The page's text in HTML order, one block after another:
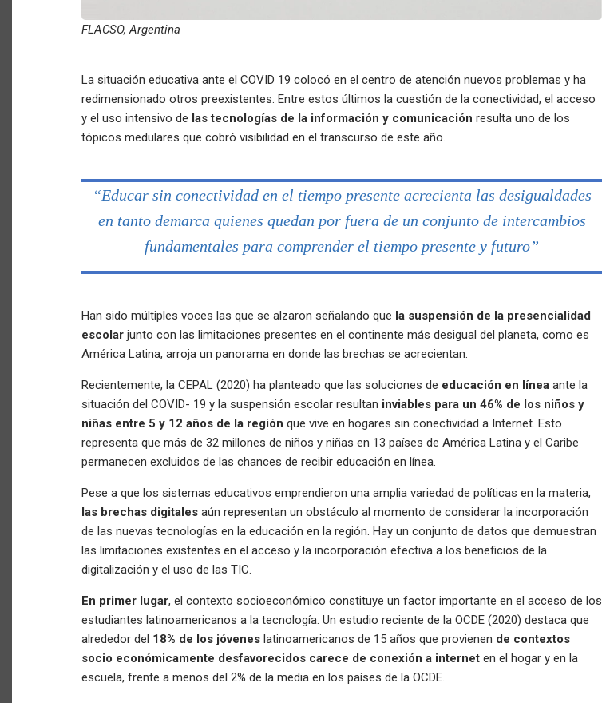
FLACSO, Argentina
La situación educativa ante el COVID 19 colocó en el centro de atención nuevos problemas y ha
redimensionado otros preexistentes. Entre estos últimos la cuestión de la conectividad, el acceso
y el uso intensivo de las tecnologías de la información y comunicación resulta uno de los
tópicos medulares que cobró visibilidad en el transcurso de este año.
“Educar sin conectividad en el tiempo presente acrecienta las desigualdades
en tanto demarca quienes quedan por fuera de un conjunto de intercambios
fundamentales para comprender el tiempo presente y futuro”
Han sido múltiples voces las que se alzaron señalando que la suspensión de la presencialidad
escolar junto con las limitaciones presentes en el continente más desigual del planeta, como es
América Latina, arroja un panorama en donde las brechas se acrecientan.
Recientemente, la CEPAL (2020) ha planteado que las soluciones de educación en línea ante la
situación del COVID- 19 y la suspensión escolar resultan inviables para un 46% de los niños y
niñas entre 5 y 12 años de la región que vive en hogares sin conectividad a Internet. Esto
representa que más de 32 millones de niños y niñas en 13 países de América Latina y el Caribe
permanecen excluidos de las chances de recibir educación en línea.
Pese a que los sistemas educativos emprendieron una amplia variedad de políticas en la materia,
las brechas digitales aún representan un obstáculo al momento de considerar la incorporación
de las nuevas tecnologías en la educación en la región. Hay un conjunto de datos que demuestran
las limitaciones existentes en el acceso y la incorporación efectiva a los beneficios de la
digitalización y el uso de las TIC.
En primer lugar, el contexto socioeconómico constituye un factor importante en el acceso de los
estudiantes latinoamericanos a la tecnología. Un estudio reciente de la OCDE (2020) destaca que
alrededor del 18% de los jóvenes latinoamericanos de 15 años que provienen de contextos
socio económicamente desfavorecidos carece de conexión a internet en el hogar y en la
escuela, frente a menos del 2% de la media en los países de la OCDE.